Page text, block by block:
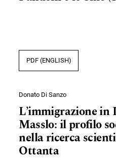
PDF (ENGLISH)
Donato Di Sanzo
L’immigrazione
Masslo: il profilo
nella ricerca
Ottanta